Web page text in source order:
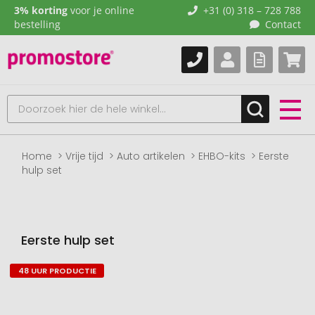
3% korting voor je online
bestelling
+31 (0) 318 – 728 788
Contact
Home Vrije tijd Auto artikelen EHBO-kits
Eerste
hulp set
Eerste hulp set
Naar
48 UUR PRODUCTIE